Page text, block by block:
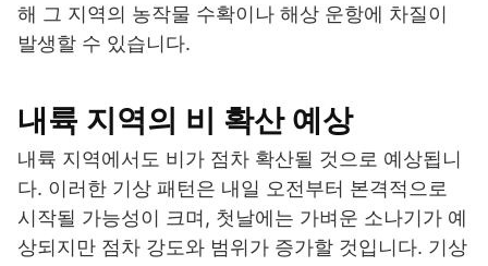
해 그 지역의 농작물 수확이나 해상 운항에 차질이
발생할 수 있습니다.
내륙 지역의 비 확산 예상
내륙 지역에서도 비가 점차 확산될 것으로 예상됩니
다. 이러한 기상 패턴은 내일 오전부터 본격적으로
시작될 가능성이 크며, 첫날에는 가벼운 소나기가 예
상되지만 점차 강도와 범위가 증가할 것입니다. 기상